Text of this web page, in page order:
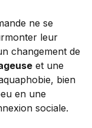
ne se
leur
changement de
et une
bien
en une
sociale.